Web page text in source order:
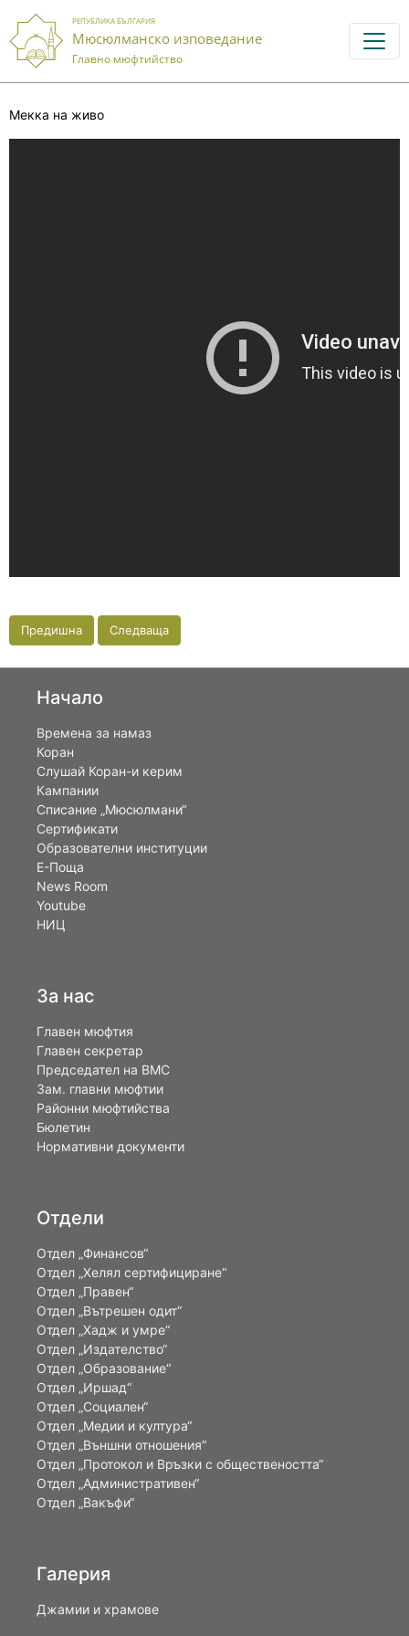
РЕПУБЛИКА БЪЛГАРИЯ
Мюсюлманско изповедание
Главно мюфтийство
Мекка на живo
Предишна Следваща
Начало
Времена за намаз
Коран
Слушай Коран-и керим
Кампании
Списание „Мюсюлмани“
Сертификати
Образователни институции
Е-Поща
News Room
Youtube
НИЦ
За нас
Главен мюфтия
Главен секретар
Председател на ВМС
Зам. главни мюфтии
Районни мюфтийства
Бюлетин
Нормативни документи
Отдели
Отдел „Финансов“
Отдел „Хелял сертифициране“
Отдел „Правен“
Отдел „Вътрешен одит“
Отдел „Хадж и умре“
Отдел „Издателство“
Отдел „Образование“
Отдел „Иршад“
Отдел „Социален“
Отдел „Медии и култура“
Отдел „Външни отношения”
Oтдел „Протокол и Връзки с обществеността“
Отдел „Административен“
Отдел „Вакъфи“
Галерия
Джамии и храмове